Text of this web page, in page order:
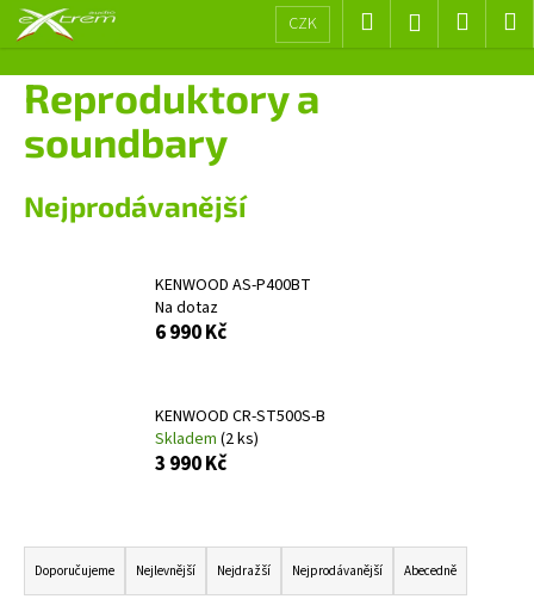
Přejít
CZK Hledat Přihlášení
košík
Reproduktory a
soundbary
Nejprodávanější
KENWOOD AS-P400BT
Na dotaz
6 990 Kč
KENWOOD CR-ST500S-B
Skladem (2 ks)
3 990 Kč
Ř
aDoporučujeme Nejlevnější Nejdražší Nejprodávanější Abecedně
š
C
o
p
o
a